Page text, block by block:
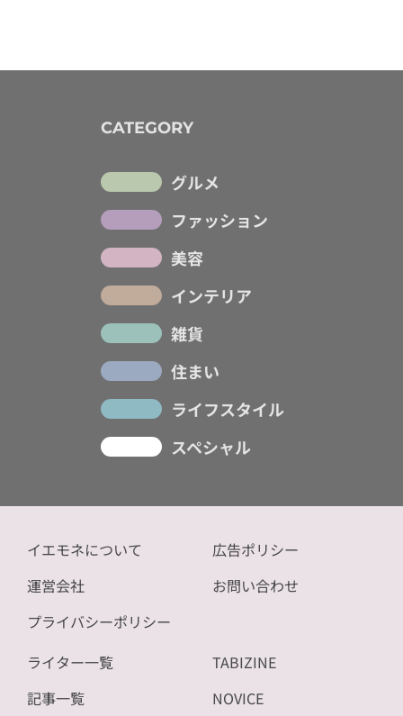
CATEGORY
グルメ
ファッション
美容
インテリア
雑貨
住まい
ライフスタイル
スペシャル
イエモネについて
運営会社
プライバシーポリシー
広告ポリシー
お問い合わせ
ライター一覧
記事一覧
TABIZINE
NOVICE